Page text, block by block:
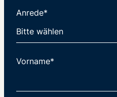
Anrede*
Vorname*